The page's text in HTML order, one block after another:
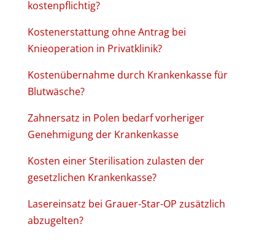
kostenpflichtig?
Kostenerstattung ohne Antrag bei
Knieoperation in Privatklinik?
Kostenübernahme durch Krankenkasse für
Blutwäsche?
Zahnersatz in Polen bedarf vorheriger
Genehmigung der Krankenkasse
Kosten einer Sterilisation zulasten der
gesetzlichen Krankenkasse?
Lasereinsatz bei Grauer-Star-OP zusätzlich
abzugelten?